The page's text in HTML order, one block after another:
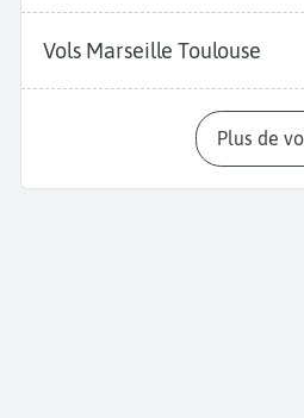
Vols Marseille Toulouse
Plus de